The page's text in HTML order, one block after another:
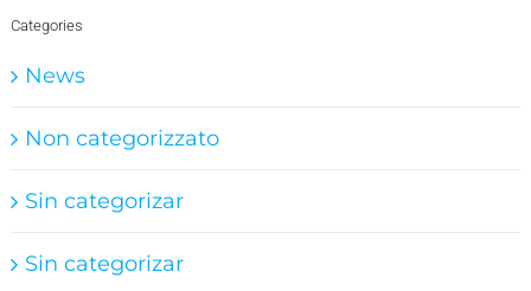
Categories
News
Non categorizzato
Sin categorizar
Sin categorizar